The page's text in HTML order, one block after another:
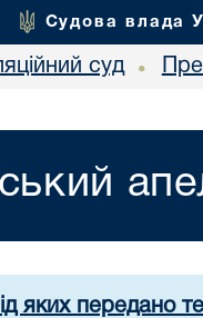
Судова влада
суд •
яких передано